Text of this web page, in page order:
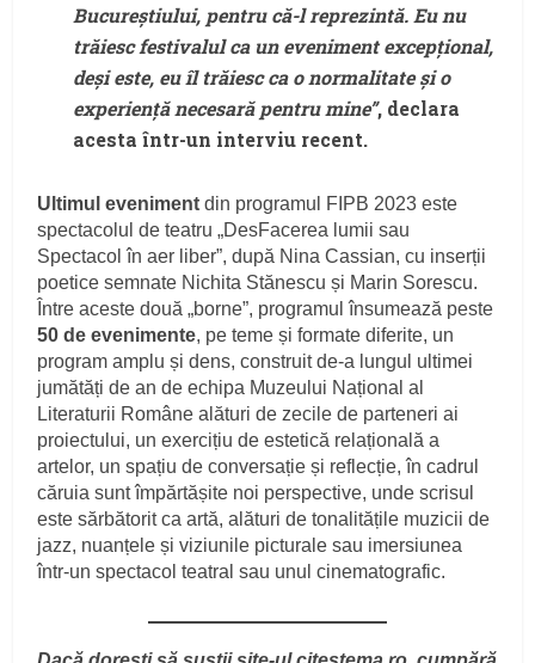
Bucureștiului, pentru că-l reprezintă. Eu nu
trăiesc festivalul ca un eveniment excepțional,
deși este, eu îl trăiesc ca o normalitate și o
experiență necesară pentru mine”, declara
acesta într-un interviu recent.
Ultimul eveniment din programul FIPB 2023 este
spectacolul de teatru „DesFacerea lumii sau
Spectacol în aer liber”, după Nina Cassian, cu inserții
poetice semnate Nichita Stănescu și Marin Sorescu.
Între aceste două „borne”, programul însumează peste
50 de evenimente, pe teme și formate diferite, un
program amplu și dens, construit de-a lungul ultimei
jumătăți de an de echipa Muzeului Național al
Literaturii Române alături de zecile de parteneri ai
proiectului, un exercițiu de estetică relațională a
artelor, un spațiu de conversație și reflecție, în cadrul
căruia sunt împărtășite noi perspective, unde scrisul
este sărbătorit ca artă, alături de tonalitățile muzicii de
jazz, nuanțele și viziunile picturale sau imersiunea
într-un spectacol teatral sau unul cinematografic.